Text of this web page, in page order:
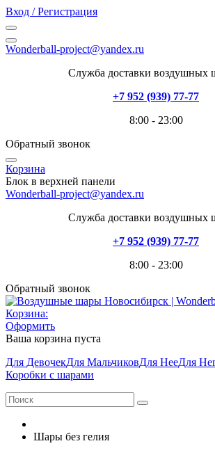
Вход / Регистрация
Wonderball-project@yandex.ru
Служба доставки воздушных
+7 952 (939) 77-77
8:00 - 23:00
Обратный звонок
Корзина
Блок в верхней панели
Wonderball-project@yandex.ru
Служба доставки воздушных
+7 952 (939) 77-77
8:00 - 23:00
Обратный звонок
Корзина:
Оформить
Ваша корзина пуста
Для ДевочекДля МальчиковДля НееДля
Коробки с шарами
Шары без гелия